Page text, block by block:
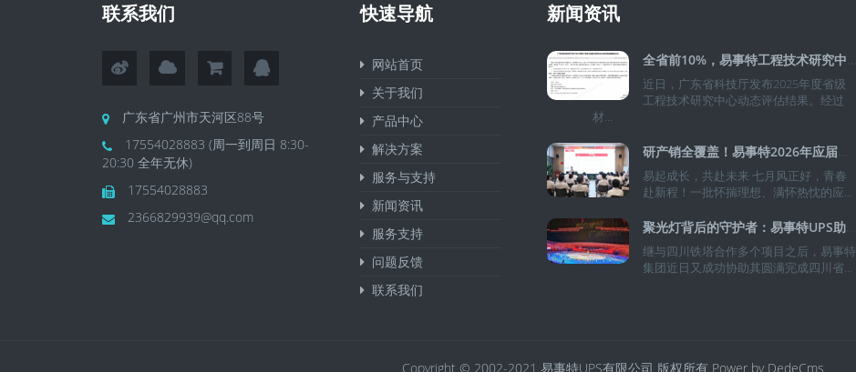
联系我们
广东省广州市天河区88号
17554028883 (周一到周日 8:30-
20:30 全年无休)
17554028883
2366829939@qq.com
快速导航
网站首页
关于我们
产品中心
解决方案
服务与支持
新闻资讯
服务支持
问题反馈
联系我们
新闻资讯
近日，广东省科技厅发布2025年度省级
工程技术研究中心动态评估结果。经过
材...
研产销全覆盖！易事特2026年应届毕业生入
易起成长，共赴未来 七月风正好，青春
赴新程！一批怀揣理想、满怀热忱的应...
聚光灯背后的守护者：易事特UPS助力四川
继与四川铁塔合作多个项目之后，易事特
集团近日又成功协助其圆满完成四川省...
Copyright © 2002-2021 易事特UPS有限公司 版权所有 Power by DedeCms